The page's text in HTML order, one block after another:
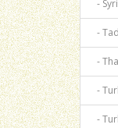
-
-
-
-
-